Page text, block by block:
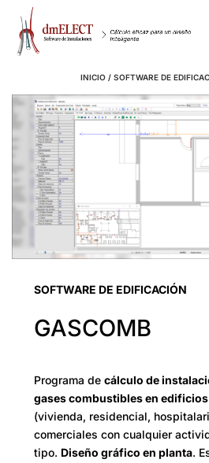
INICIO / SOFTWARE DE
SOFTWARE DE EDIFICACIÓN
GASCOMB
Programa de cálculo de
gases combustibles en
(vivienda, residencial,
comerciales con cualquier
tipo. Diseño gráfico en planta.